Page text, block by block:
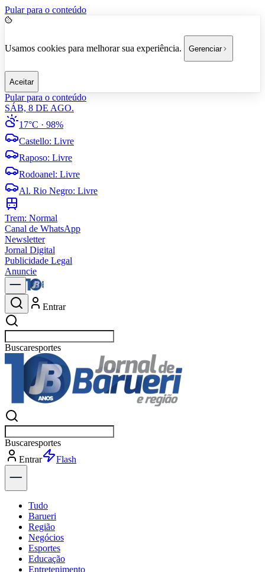
Pular para o conteúdo
Usamos cookies para melhorar sua experiência. Gerenciar
Aceitar
Pular para o conteúdo
SÁB, 8 DE AGO.
17°C · 98%
Castello: Livre
Raposo: Livre
Rodoanel: Livre
Al. Rio Negro: Livre
Trem: Normal
Canal de WhatsApp
Newsletter
Jornal Digital
Publicidade Legal
Anuncie
Entrar
Buscarpolítica
Buscarpolítica
Entrar
Explorar
Tudo
Barueri
Região
Negócios
Esportes
Educação
Entretenimento